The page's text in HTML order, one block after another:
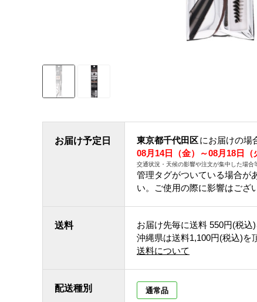
お届け予定日 東京都千代田区にお届けの場
08月14日（金）～08月18日（
交通状況・天候の影響や注文が集中した場合
管理タグがついている場合が
い。ご使用の際に影響はござ
送料 お届け先毎に送料 550円(税込)
沖縄県は送料1,100円(税込)を
送料について
配送種別 通常品